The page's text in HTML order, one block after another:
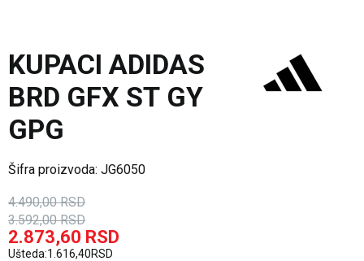
KUPACI ADIDAS
BRD GFX ST GY
GPG
Šifra proizvoda: JG6050
4.490,00 RSD
3.592,00 RSD
2.873,60 RSD
Ušteda:1.616,40RSD